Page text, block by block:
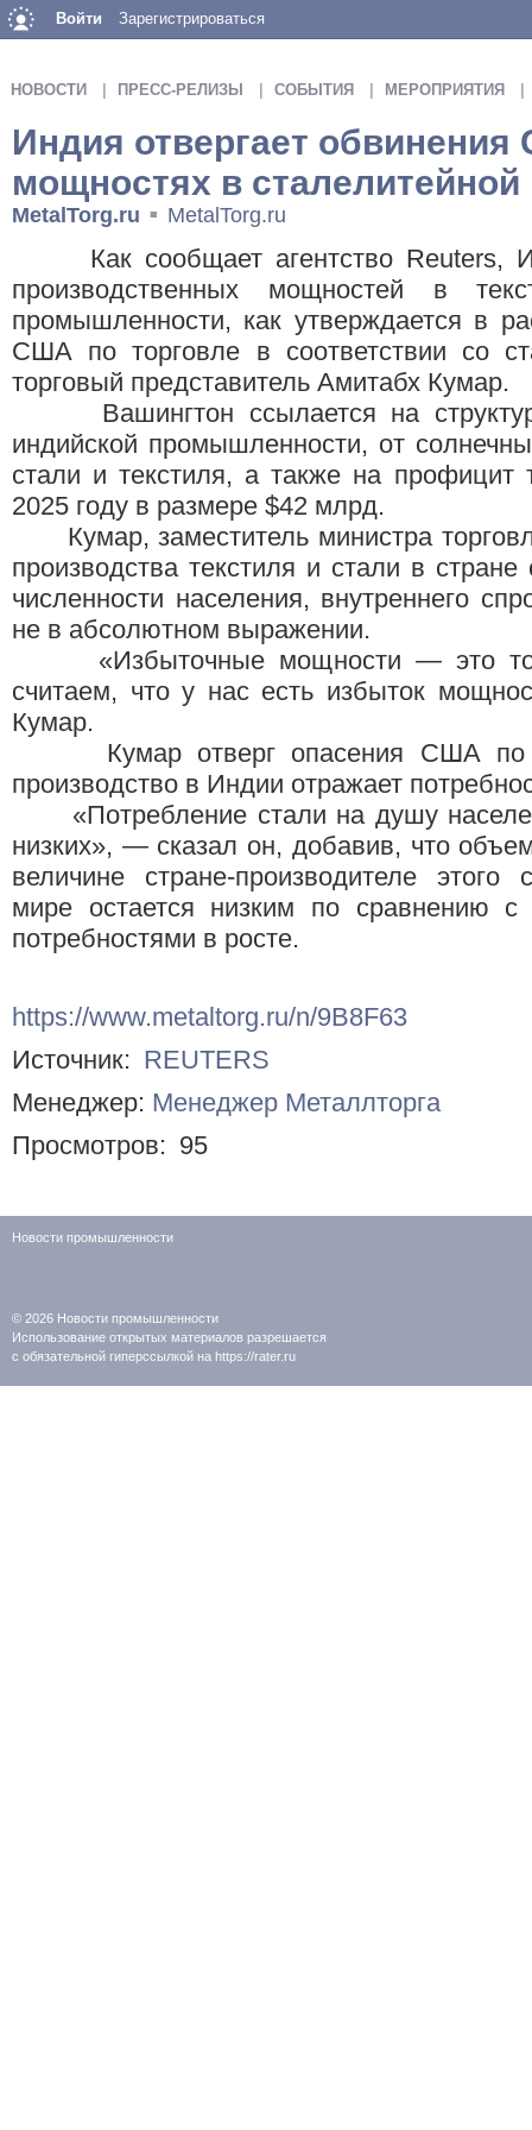
Войти Зарегистрироваться
НОВОСТИ ПРЕСС-РЕЛИЗЫ СОБЫТИЯ МЕРОПРИЯТИЯ
Индия отвергает
мощностях в
MetalTorg.ru ■ MetalTorg.ru
Как сообщает агентство Reuters,
производственных мощностей в
промышленности, как утверждается в
США по торговле в соответствии со
торговый представитель Амитабх Кумар.
Вашингтон ссылается на
индийской промышленности, от
стали и текстиля, а также на
2025 году в размере $42 млрд.
Кумар, заместитель министра
производства текстиля и стали в
численности населения, внутреннего
не в абсолютном выражении.
«Избыточные мощности — это
считаем, что у нас есть избыток
Кумар.
Кумар отверг опасения США по
производство в Индии отражает
«Потребление стали на душу
низких», — сказал он, добавив, что
величине стране-производителе этого
мире остается низким по сравнению с
потребностями в росте.
https://www.metaltorg.ru/n/9B8F63
Источник: REUTERS
Менеджер: Менеджер Металлторга
Просмотров: 95
Новости промышленности
© 2026 Новости промышленности
Использование открытых материалов разрешается
с обязательной гиперссылкой на https://rater.ru